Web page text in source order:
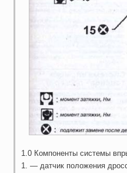
1.0 Компоненты системы
1. — датчик положения